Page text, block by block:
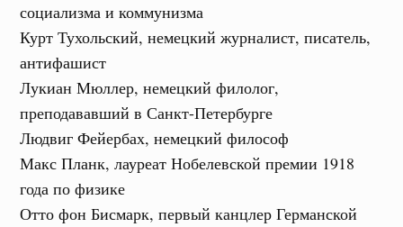
социализма и коммунизма
Курт Тухольский, немецкий журналист, писатель,
антифашист
Лукиан Мюллер, немецкий филолог,
преподававший в Санкт-Петербурге
Людвиг Фейербах, немецкий философ
Макс Планк, лауреат Нобелевской премии 1918
года по физике
Отто фон Бисмарк, первый канцлер Германской